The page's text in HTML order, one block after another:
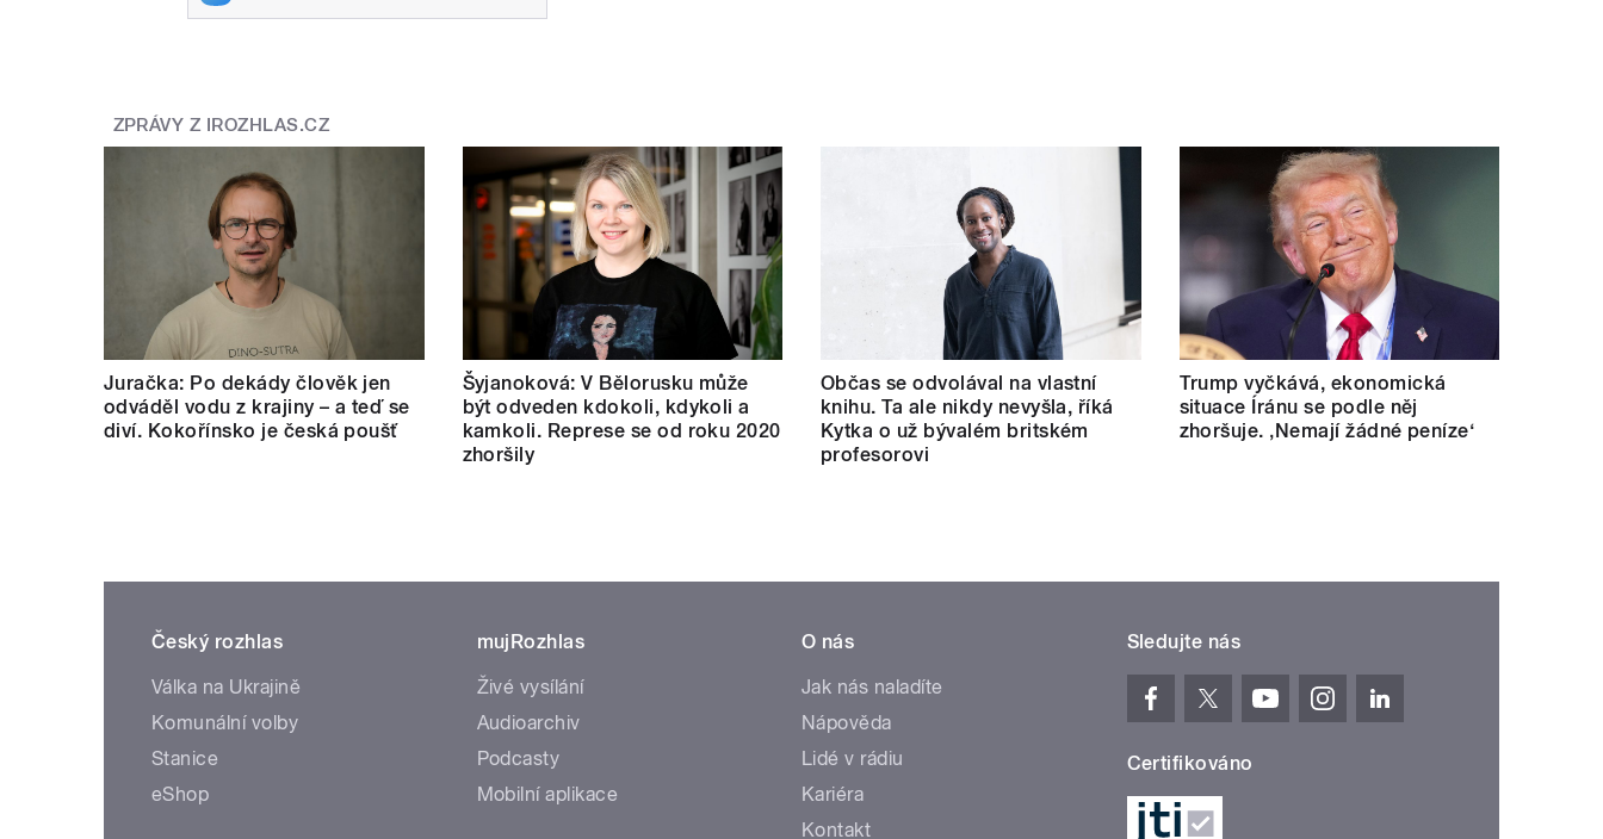
ZPRÁVY Z IROZHLAS.CZ
Juračka: Po dekády člověk jen
odváděl vodu z krajiny – a teď se
diví. Kokořínsko je česká poušť
Šyjanoková: V Bělorusku může
být odveden kdokoli, kdykoli a
kamkoli. Represe se od roku 2020
zhoršily
Občas se odvolával na vlastní
knihu. Ta ale nikdy nevyšla, říká
Kytka o už bývalém britském
profesorovi
Trump vyčkává, ekonomická
situace Íránu se podle něj
zhoršuje. ‚Nemají žádné peníze‘
Český rozhlas
Válka na Ukrajině
Komunální volby
Stanice
eShop
mujRozhlas
Živé vysílání
Audioarchiv
Podcasty
Mobilní aplikace
O nás
Jak nás naladíte
Nápověda
Lidé v rádiu
Kariéra
Kontakt
Sledujte nás
Certifikováno